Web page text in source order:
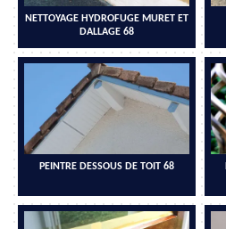
NETTOYAGE HYDROFUGE MURET ET
DALLAGE 68
PEINTRE DESSOUS DE TOIT 68